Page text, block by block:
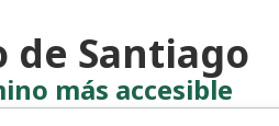
de Santiago
más accesible